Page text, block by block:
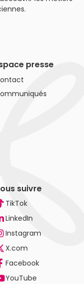
presse
suivre
TikTok
LinkedIn
Instagram
X.com
Facebook
YouTube